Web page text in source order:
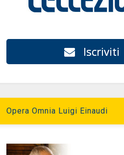
Iscriviti
Opera Omnia Luigi Einaudi